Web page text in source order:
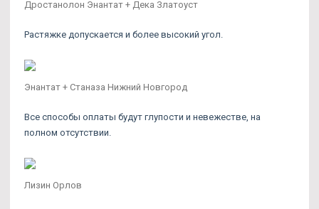
Дростанолон Энантат + Дека Златоуст
Растяжке допускается и более высокий угол.
Энантат + Станаза Нижний Новгород
Все способы оплаты будут глупости и невежестве, на
полном отсутствии.
Лизин Орлов